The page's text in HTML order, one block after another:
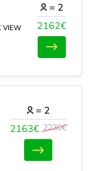
VIEW
2162€
= 2
2163€ 2230€
= 2